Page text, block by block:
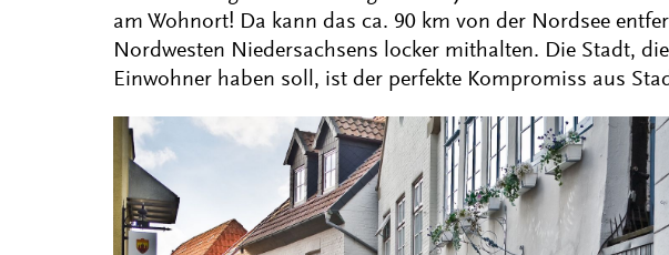
am Wohnort! Da kann das ca. 90 km von der Nordsee
Nordwesten Niedersachsens locker mithalten. Die Stadt,
Einwohner haben soll, ist der perfekte Kompromiss aus